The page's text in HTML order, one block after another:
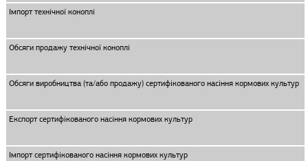
Імпорт технічної коноплі
Обсяги продажу технічної коноплі
Обсяги виробництва (та/або продажу) сертифікованого насіння кормових культур
Експорт сертифікованого насіння кормових культур
Імпорт сертифікованого насіння кормових культур